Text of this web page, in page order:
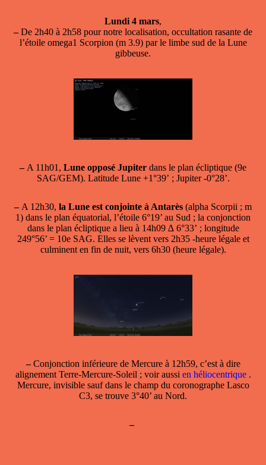
Lundi 4 mars,
–De 2h40 à 2h58 pour notre localisation, occultation rasante de
l’étoile omega1 Scorpion (m 3.9) par le limbe sud de la Lune
gibbeuse.
–A 11h01, Lune opposé Jupiter dans le plan écliptique (9e
SAG/GEM). Latitude Lune +1°39’ ; Jupiter -0°28’.
–A 12h30, la Lune est conjointe à Antarès (alpha Scorpii ; m
1) dans le plan équatorial, l’étoile 6°19’ au Sud ; la conjonction
dans le plan écliptique a lieu à 14h09 ∆ 6°33’ ; longitude
249°56’ = 10e SAG. Elles se lèvent vers 2h35 -heure légale et
culminent en fin de nuit, vers 6h30 (heure légale).
– Conjonction inférieure de Mercureà 12h59, c’est à dire
alignement Terre-Mercure-Soleil ; voir aussi en héliocentrique .
Mercure, invisible sauf dans le champ du coronographe Lasco
C3, se trouve 3°40’ au Nord.
–